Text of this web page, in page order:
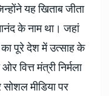
यह खिताब जीता
के नाम था। जहां
पूरे देश में उत्साह के
वित्त मंत्री निर्मला
मीडिया पर